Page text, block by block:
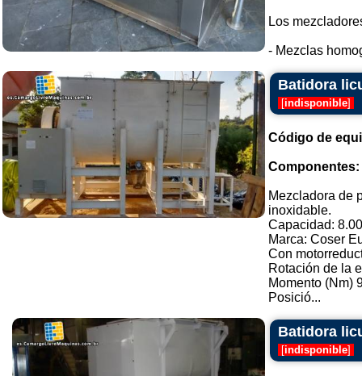
Los
- Mezclas
Batidora
[indisponible]
Código de
Componentes:
Mezcladora de
inoxidable.
Capacidad:
Marca: Coser
Con
Rotación de la
Momento (Nm)
Posició...
Batidora
[indisponible]